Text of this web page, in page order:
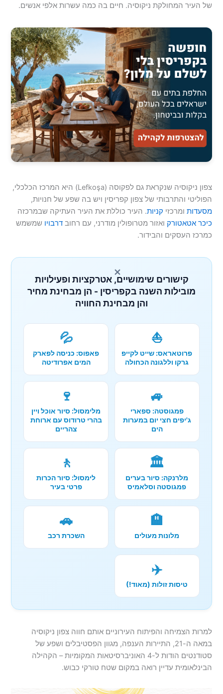
של העיר המחולקת ניקוסיה. חיים בה כמה עשרות אלפי אנשים.
צפון ניקוסיה שנקראת גם לפקוסה (Lefkoşa) היא המרכז הכלכלי,
הפוליטי והתרבותי של צפון קפריסין ויש בה שפע של חנויות,
מסעדות ומרכזי קניות. העיר כוללת את העיר העתיקה שבמרכזה
כיכר אטאטורק ואזור מטרופולין מודרני, עם רחובדרבויו שמשמש
כמרכז העסקים והבידור.
×
קישורים שימושיים, אטרקציות ופעילויות
מובילות השנה בקפריסין - הן מבחינת מחיר
והן מבחינת החוויה
⛵
פרוטאראס: שייט לקייפ
גרקו וללגונה הכחולה
💦
פאפוס: כניסה לפארק
המים אפרודיטה
🚙
פמגוסטה: ספארי
ג'יפים חצי יום במערות
הים
🍷
מלימסול: סיור אוכל ויין
בהרי טרודוס עם ארוחת
צהריים
🏛️
מלרנקה: סיור בערים
פמגוסטה וסלאמיס
🚶
לימסול: סיור הכרות
פרטי בעיר
🏨
מלונות מעולים
🚗
השכרת רכב
✈️
טיסות זולות (מאוד!)
למרות הצמיחה והפיתוח העירוניים אותם חווה צפון ניקוסיה
במאה ה-21, התיירות הענפה, מגוון הפסטיבלים ושפע של
סטודנטים הודות ל-4 האוניברסיטאות המקומיות – הקהילה
הבינלאומית עדיין רואה במקום שטח טורקי כבוש.